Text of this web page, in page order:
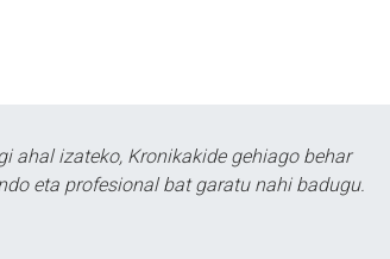
ahal izateko, Kronikakide gehiago behar
eta profesional bat garatu nahi badugu.